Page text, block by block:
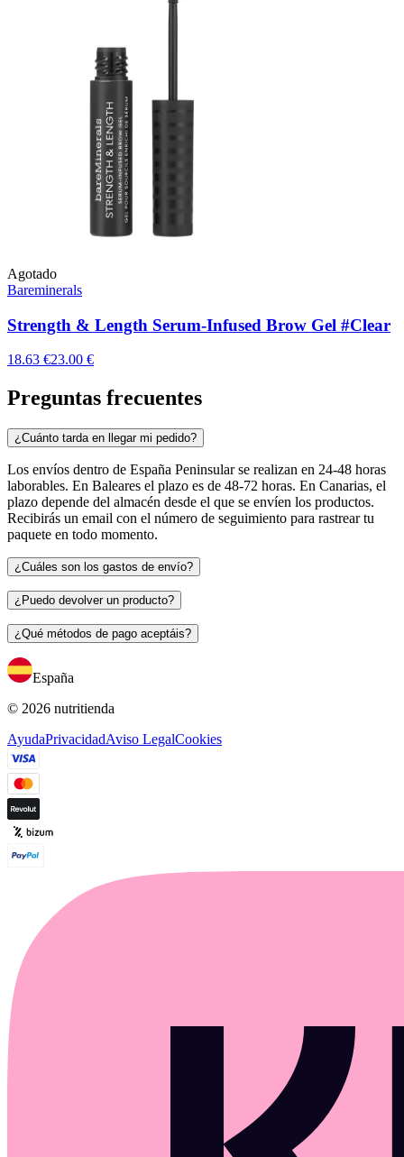
Agotado
Bareminerals
Strength & Length Serum-Infused Brow Gel #Clear
18.63 €23.00 €
Preguntas frecuentes
¿Cuánto tarda en llegar mi pedido?
Los envíos dentro de España Peninsular se realizan en 24-48 horas
laborables. En Baleares el plazo es de 48-72 horas. En Canarias, el
plazo depende del almacén desde el que se envíen los productos.
Recibirás un email con el número de seguimiento para rastrear tu
paquete en todo momento.
¿Cuáles son los gastos de envío?
¿Puedo devolver un producto?
¿Qué métodos de pago aceptáis?
España
© 2026 nutritienda
AyudaPrivacidadAviso LegalCookies